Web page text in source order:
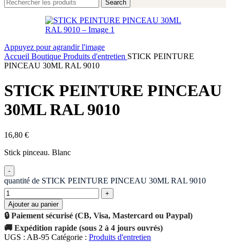
Search
Appuyez pour agrandir l'image
Accueil Boutique Produits d'entretien STICK PEINTURE
PINCEAU 30ML RAL 9010
STICK PEINTURE PINCEAU
30ML RAL 9010
16,80 €
Stick pinceau. Blanc
quantité de STICK PEINTURE PINCEAU 30ML RAL 9010
Ajouter au panier
🔒 Paiement sécurisé (CB, Visa, Mastercard ou Paypal)
🚚 Expédition rapide (sous 2 à 4 jours ouvrés)
UGS : AB-95 Catégorie : Produits d'entretien